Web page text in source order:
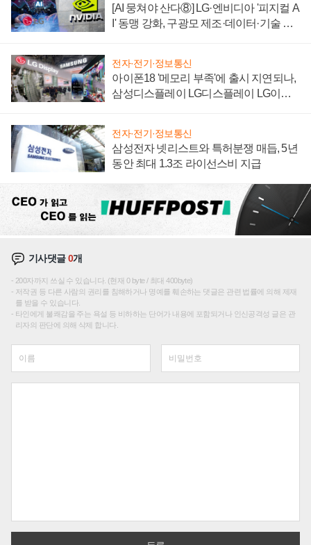
[AI 뭉쳐야 산다⑧] LG·엔비디아 '피지컬 A
I' 동맹 강화, 구광모 제조·데이터·기술 결
전자·전기·정보통신
아이폰18 '메모리 부족'에 출시 지연되나,
삼성디스플레이 LG디스플레이 LG이노
전자·전기·정보통신
삼성전자 넷리스트와 특허분쟁 매듭, 5년
동안 최대 1.3조 라이선스비 지급
기사댓글0개
200자까지 쓰실 수 있습니다. (현재 0 byte / 최대 400byte)
저작권 등 다른 사람의 권리를 침해하거나 명예를 훼손하는 댓글은 관련 법률에 의해 제재
를 받을 수 있습니다.
타인에게 불쾌감을 주는 욕설 등 비하하는 단어가 내용에 포함되거나 인신공격성 글은 관
리자의 판단에 의해 삭제 합니다.